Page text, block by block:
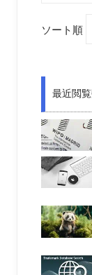
ソート順
最近閲